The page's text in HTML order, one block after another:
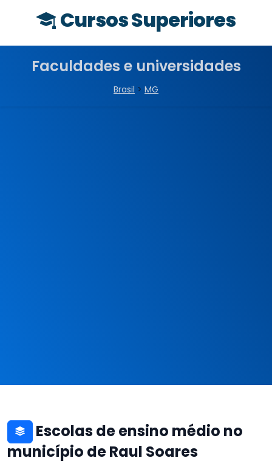
Cursos Superiores
Faculdades e universidades
Brasil > MG
Escolas de ensino médio no
município de Raul Soares